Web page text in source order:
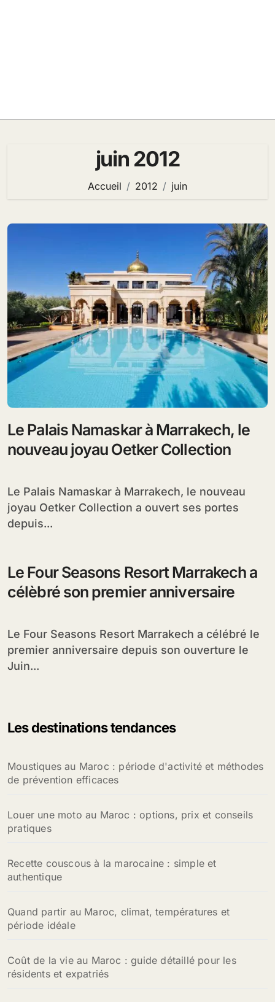
juin 2012
Accueil 2012 juin
Le Palais Namaskar à Marrakech, le
nouveau joyau Oetker Collection
Le Palais Namaskar à Marrakech, le nouveau
joyau Oetker Collection a ouvert ses portes
depuis...
Le Four Seasons Resort Marrakech a
célèbré son premier anniversaire
Le Four Seasons Resort Marrakech a célébré le
premier anniversaire depuis son ouverture le
Juin...
Les destinations tendances
Moustiques au Maroc : période d'activité et méthodes
de prévention efficaces
Louer une moto au Maroc : options, prix et conseils
pratiques
Recette couscous à la marocaine : simple et
authentique
Quand partir au Maroc, climat, températures et
période idéale
Coût de la vie au Maroc : guide détaillé pour les
résidents et expatriés